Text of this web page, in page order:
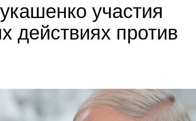
участия
действиях против